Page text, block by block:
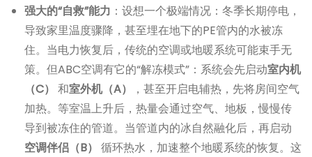
强大的“自救”能力 ：设想一个极端情况：冬季长期停电，
导致家里温度骤降，甚至埋在地下的PE管内的水被冻
住。当电力恢复后，传统的空调或地暖系统可能束手无
策。但ABC空调有它的“解冻模式”：系统会先启动室内机
（C） 和室外机（A）
，甚至开启电辅热，先将房间空气
加热。等室温上升后，热量会通过空气、地板，慢慢传
导到被冻住的管道。当管道内的冰自然融化后，再启动
空调伴侣（B） 循环热水，加速整个地暖系统的恢复。这